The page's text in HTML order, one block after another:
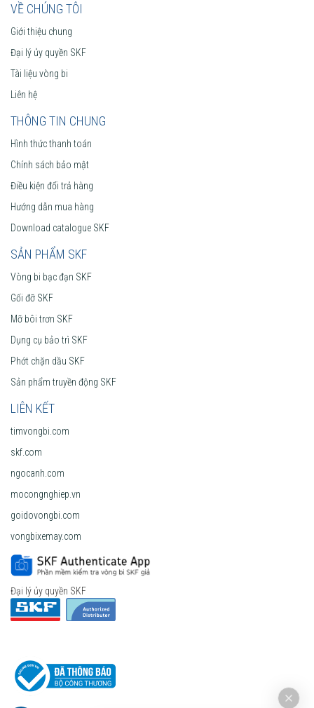
VỀ CHÚNG TÔI
Giới thiệu chung
Đại lý ủy quyền SKF
Tài liệu vòng bi
Liên hệ
THÔNG TIN CHUNG
Hình thức thanh toán
Chính sách bảo mật
Điều kiện đổi trả hàng
Hướng dẫn mua hàng
Download catalogue SKF
SẢN PHẨM SKF
Vòng bi bạc đạn SKF
Gối đỡ SKF
Mỡ bôi trơn SKF
Dụng cụ bảo trì SKF
Phớt chặn dầu SKF
Sản phẩm truyền động SKF
LIÊN KẾT
timvongbi.com
skf.com
ngocanh.com
mocongnghiep.vn
goidovongbi.com
vongbixemay.com
Đại lý ủy quyền SKF